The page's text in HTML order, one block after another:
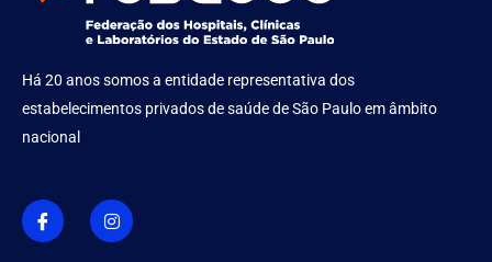
Há 20 anos somos a entidade representativa dos
estabelecimentos privados de saúde de São Paulo em âmbito
nacional
I
c
o
n
I
n
s
t